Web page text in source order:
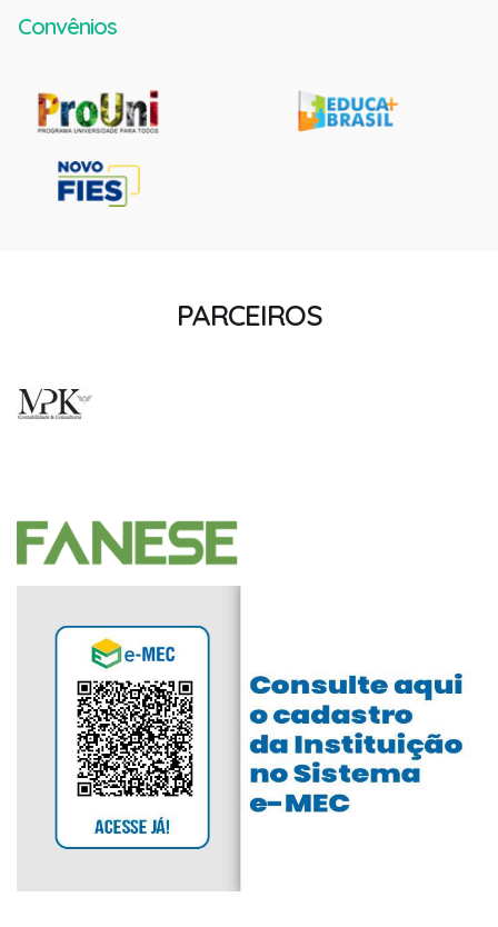
Convênios
PARCEIROS